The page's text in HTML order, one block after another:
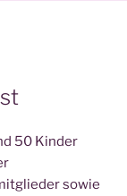
50 Kinder
sowie